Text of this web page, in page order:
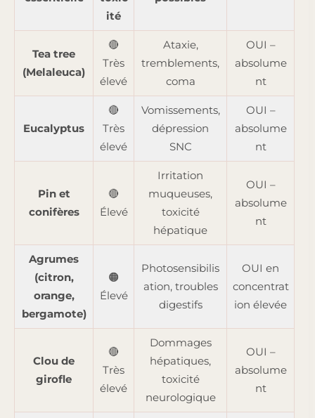
ité
Tea tree
(Melaleuca)
🔴
Très
élevé
Ataxie,
tremblements,
coma
OUI –
absolume
nt
Eucalyptus
🔴
Très
élevé
Vomissements,
dépression
SNC
OUI –
absolume
nt
Pin et
conifères
🔴
Élevé
Irritation
muqueuses,
toxicité
hépatique
OUI –
absolume
nt
Agrumes
(citron,
orange,
bergamote)
🟠
Élevé
Photosensibilis
ation, troubles
digestifs
OUI en
concentrat
ion élevée
Clou de
girofle
🔴
Très
élevé
Dommages
hépatiques,
toxicité
neurologique
OUI –
absolume
nt